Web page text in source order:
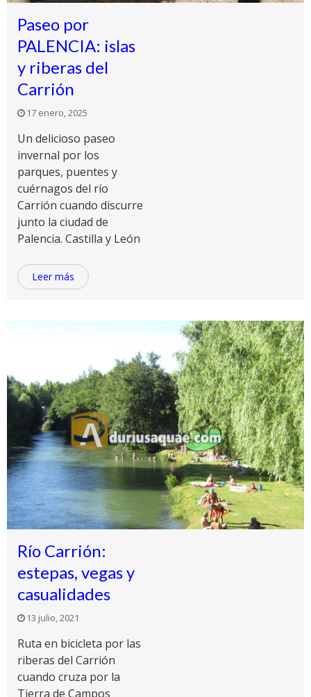
Paseo por
PALENCIA: islas
y riberas del
Carrión
17 enero, 2025
Un delicioso paseo
invernal por los
parques, puentes y
cuérnagos del río
Carrión cuando discurre
junto la ciudad de
Palencia. Castilla y León
Leer más
Río Carrión:
estepas, vegas y
casualidades
13 julio, 2021
Ruta en bicicleta por las
riberas del Carrión
cuando cruza por la
Tierra de Campos